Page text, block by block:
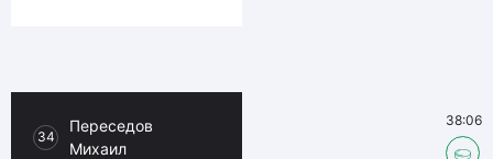
34
Переседов
Михаил
38:06